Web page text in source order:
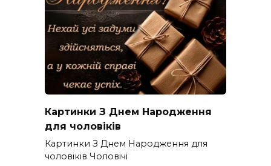
Картинки З Днем Народження
для чоловіків​
Картинки З Днем Народження для
чоловіків​ Чоловічі